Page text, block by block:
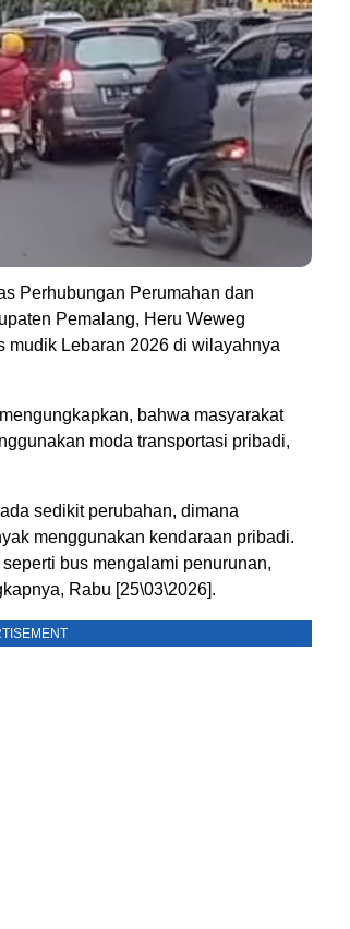
Perhubungan Perumahan dan
Pemalang, Heru Weweg
mudik Lebaran 2026 di wilayahnya
bahwa masyarakat
moda transportasi pribadi,
sedikit perubahan, dimana
menggunakan kendaraan pribadi.
bus mengalami penurunan,
Rabu [25\03\2026].